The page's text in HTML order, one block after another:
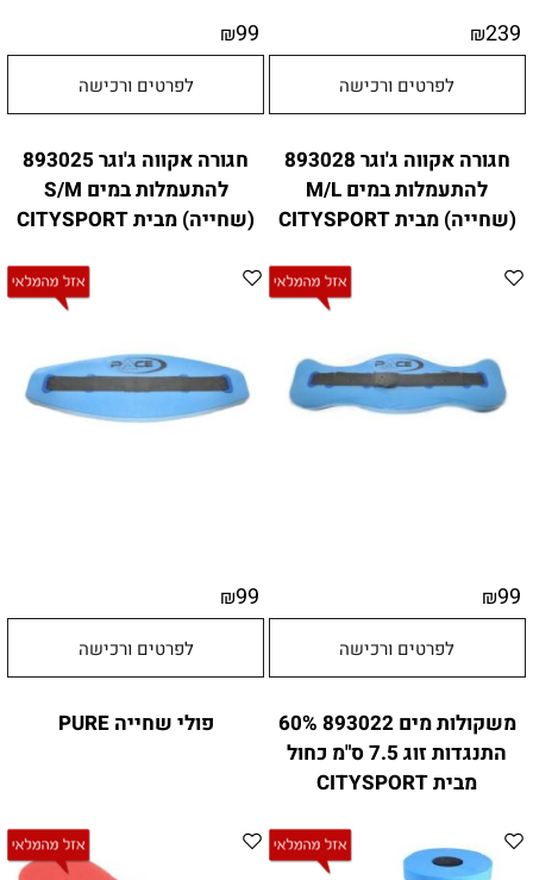
₪239
לפרטים ורכישה
₪99
לפרטים ורכישה
חגורה אקווה ג'וגר 893028
להתעמלות במים M/L
(שחייה) מבית CITYSPORT
₪99
לפרטים ורכישה
חגורה אקווה ג'וגר 893025
להתעמלות במים S/M
(שחייה) מבית CITYSPORT
₪99
לפרטים ורכישה
משקולות מים 893022 60%
התנגדות זוג 7.5 ס"מ כחול
מבית CITYSPORT
פולי שחייה PURE